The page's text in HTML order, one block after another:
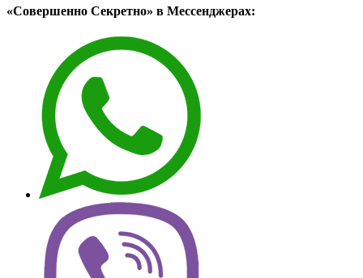
«Совершенно Секретно» в Мессенджерах: